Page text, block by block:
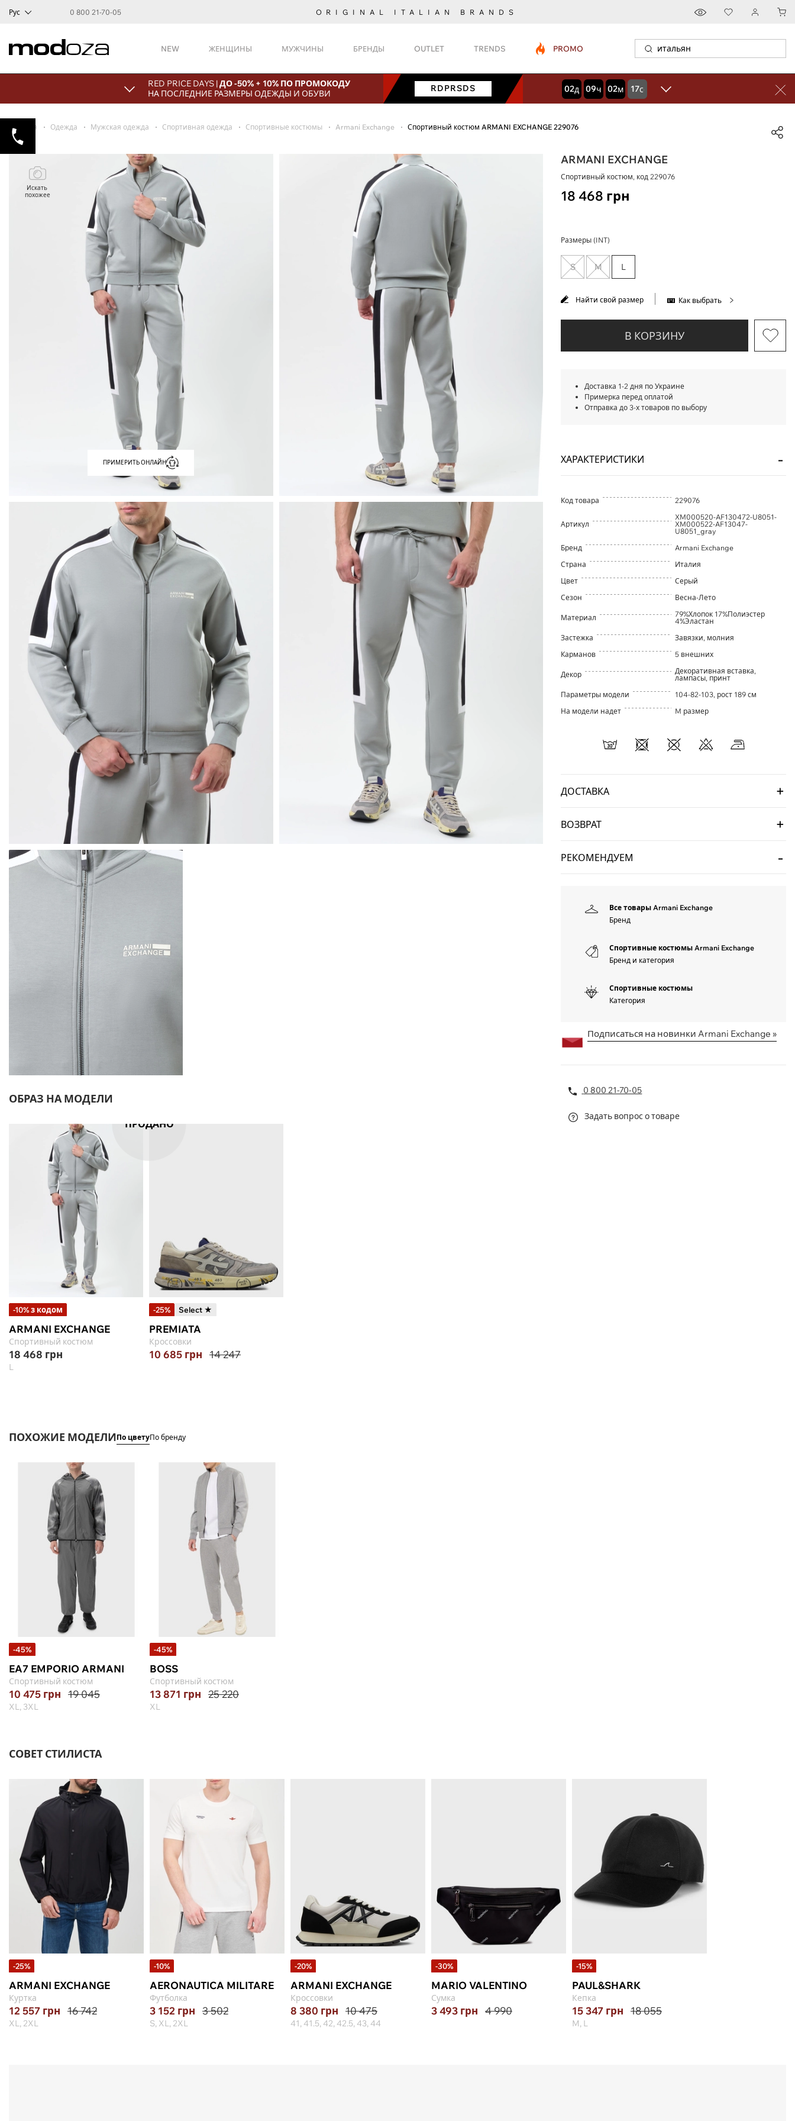
Рус 0 800 21-70-05 ORIGINAL ITALIAN BRANDS
NEW ЖЕНЩИНЫ МУЖЧИНЫ БРЕНДЫ OUTLET TRENDS PROMO
RED PRICE DAYS |ДО -50% + 10% ПО ПРОМОКОДУ
НА ПОСЛЕДНИЕ РАЗМЕРЫ ОДЕЖДЫ И ОБУВИ
RDPRSDS 02дней
09часов
02минут
16секунд
Главная Одежда Мужская одежда Спортивная одежда Спортивные костюмы Armani Exchange Спортивный костюм ARMANI EXCHANGE 229076
Искать
похожее
ПРИМЕРИТЬ ОНЛАЙН
ОБРАЗ НА МОДЕЛИ
-10% з кодом
ARMANI EXCHANGE
Спортивный костюм
18 468 грн
L
ПРОДАНО
-25% Select ★
PREMIATA
Кроссовки
10 685 грн 14 247
ARMANI EXCHANGE
Спортивный костюм, код229076
18 468 грн
Размеры (INT)
S M L
Найти свой размер Как выбрать
В КОРЗИНУ
Доставка 1-2 дня по Украине
Примерка перед оплатой
Отправка до 3-х товаров по выбору
ХАРАКТЕРИСТИКИ
Код товара 229076
Артикул
XM000520-AF130472-U8051-
XM000522-AF13047-
U8051_gray
Бренд
Armani Exchange
Страна
Италия
Цвет
Серый
Сезон
Весна-Лето
Материал
79%Хлопок 17%Полиэстер
4%Эластан
Застежка
Завязки, молния
Карманов
5 внешних
Декор
Декоративная вставка,
лампасы, принт
Параметры модели
104-82-103, рост 189 см
На модели надет
M размер
ДОСТАВКА
ВОЗВРАТ
РЕКОМЕНДУЕМ
Все товары Armani Exchange
Бренд
Спортивные костюмы Armani Exchange
Бренд и категория
Спортивные костюмы
Категория
Подписаться на новинки Armani Exchange »
0 800 21-70-05
Задать вопрос о товаре
ПОХОЖИЕ МОДЕЛИПо цветуПо бренду
-45%
EA7 EMPORIO ARMANI
Спортивный костюм
10 475 грн 19 045
XL, 3XL
-45%
BOSS
Спортивный костюм
13 871 грн 25 220
XL
СОВЕТ СТИЛИСТА
-25%
ARMANI EXCHANGE
Куртка
12 557 грн 16 742
XL, 2XL
-10%
AERONAUTICA MILITARE
Футболка
3 152 грн 3 502
S, XL, 2XL
-20%
ARMANI EXCHANGE
Кроссовки
8 380 грн 10 475
41, 41.5, 42, 42.5, 43, 44
-30%
MARIO VALENTINO
Сумка
3 493 грн 4 990
-15%
PAUL&SHARK
Кепка
15 347 грн 18 055
M, L